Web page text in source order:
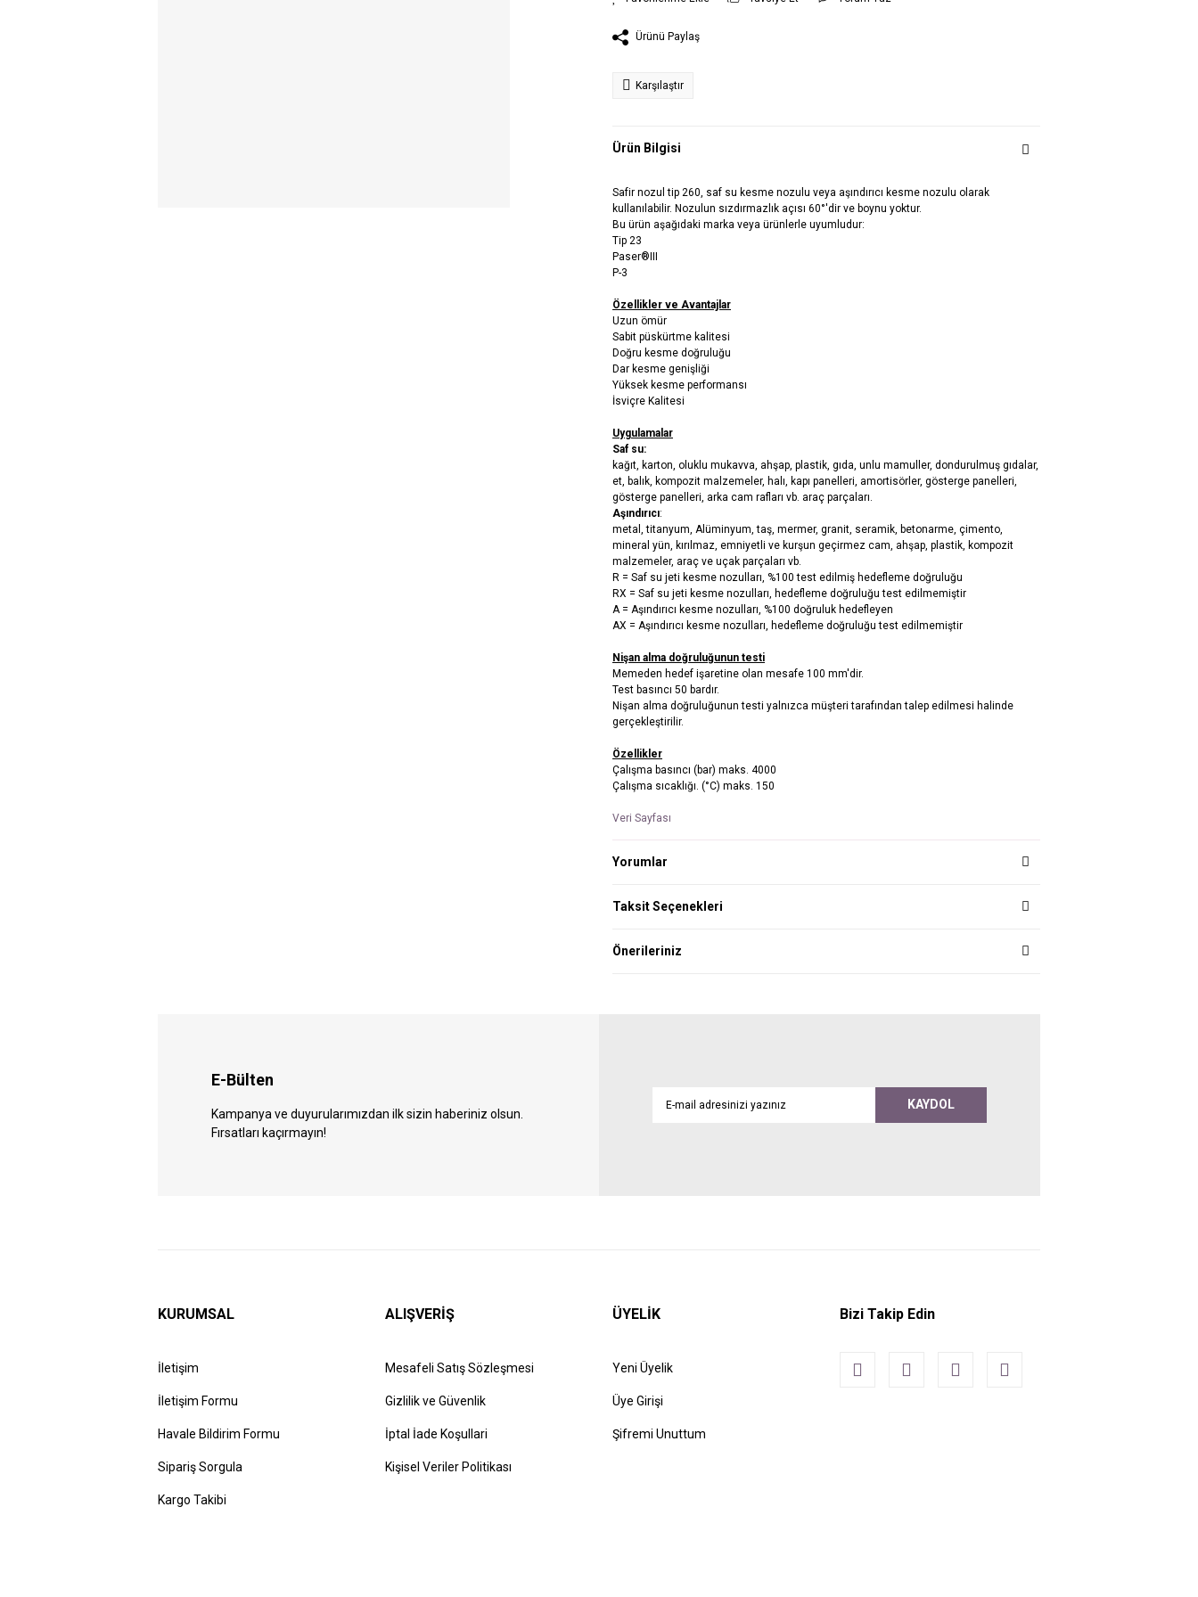
Ürünü Paylaş
Karşılaştır
Ürün Bilgisi
Safir nozul tip 260, saf su kesme nozulu veya aşındırıcı kesme nozulu olarak
kullanılabilir. Nozulun sızdırmazlık açısı 60°'dir ve boynu yoktur.
Bu ürün aşağıdaki marka veya ürünlerle uyumludur:
Tip 23
Paser®III
P-3
Özellikler ve Avantajlar
Uzun ömür
Sabit püskürtme kalitesi
Doğru kesme doğruluğu
Dar kesme genişliği
Yüksek kesme performansı
İsviçre Kalitesi
Uygulamalar
Saf su:
kağıt, karton, oluklu mukavva, ahşap, plastik, gıda, unlu mamuller, dondurulmuş gıdalar,
et, balık, kompozit malzemeler, halı, kapı panelleri, amortisörler, gösterge panelleri,
gösterge panelleri, arka cam rafları vb. araç parçaları.
Aşındırıcı:
metal, titanyum, Alüminyum, taş, mermer, granit, seramik, betonarme, çimento,
mineral yün, kırılmaz, emniyetli ve kurşun geçirmez cam, ahşap, plastik, kompozit
malzemeler, araç ve uçak parçaları vb.
R = Saf su jeti kesme nozulları, %100 test edilmiş hedefleme doğruluğu
RX = Saf su jeti kesme nozulları, hedefleme doğruluğu test edilmemiştir
A = Aşındırıcı kesme nozulları, %100 doğruluk hedefleyen
AX = Aşındırıcı kesme nozulları, hedefleme doğruluğu test edilmemiştir
Nişan alma doğruluğunun testi
Memeden hedef işaretine olan mesafe 100 mm'dir.
Test basıncı 50 bardır.
Nişan alma doğruluğunun testi yalnızca müşteri tarafından talep edilmesi halinde
gerçekleştirilir.
Özellikler
Çalışma basıncı (bar) maks. 4000
Çalışma sıcaklığı. (°C) maks. 150
Veri Sayfası
Yorumlar
Taksit Seçenekleri
Önerileriniz
E-Bülten
Kampanya ve duyurularımızdan ilk sizin haberiniz olsun.
Fırsatları kaçırmayın!
KAYDOL
KURUMSAL
İletişim
İletişim Formu
Havale Bildirim Formu
Sipariş Sorgula
Kargo Takibi
ALIŞVERİŞ
Mesafeli Satış Sözleşmesi
Gizlilik ve Güvenlik
İptal İade Koşullari
Kişisel Veriler Politikası
ÜYELİK
Yeni Üyelik
Üye Girişi
Şifremi Unuttum
Bizi Takip Edin